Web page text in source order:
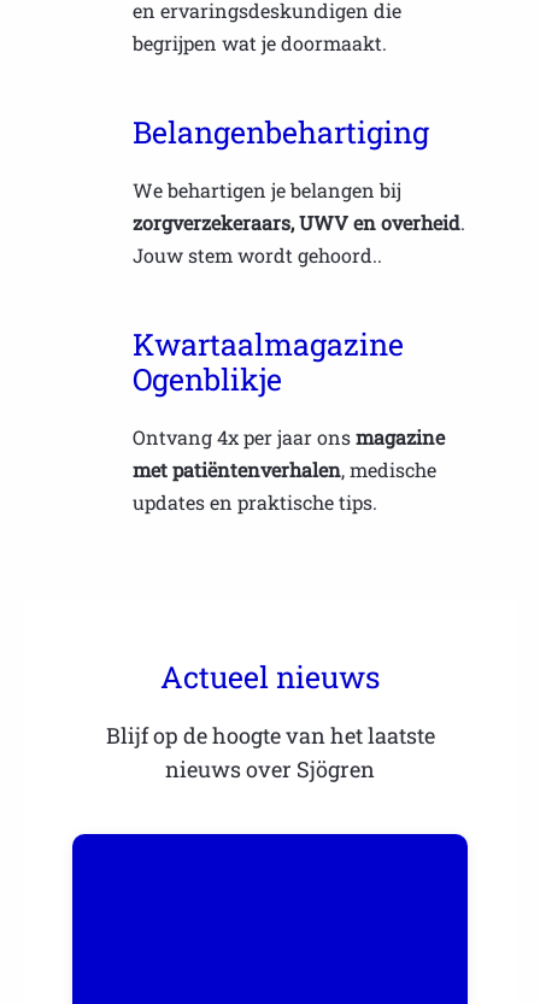
en ervaringsdeskundigen die
begrijpen wat je doormaakt.
Belangenbehartiging
We behartigen je belangen bij
zorgverzekeraars, UWV en overheid.
Jouw stem wordt gehoord..
Kwartaalmagazine
Ogenblikje
Ontvang 4x per jaar onsmagazine
met patiëntenverhalen, medische
updates en praktische tips.
Actueel nieuws
Blijf op de hoogte van het laatste
nieuws over Sjögren